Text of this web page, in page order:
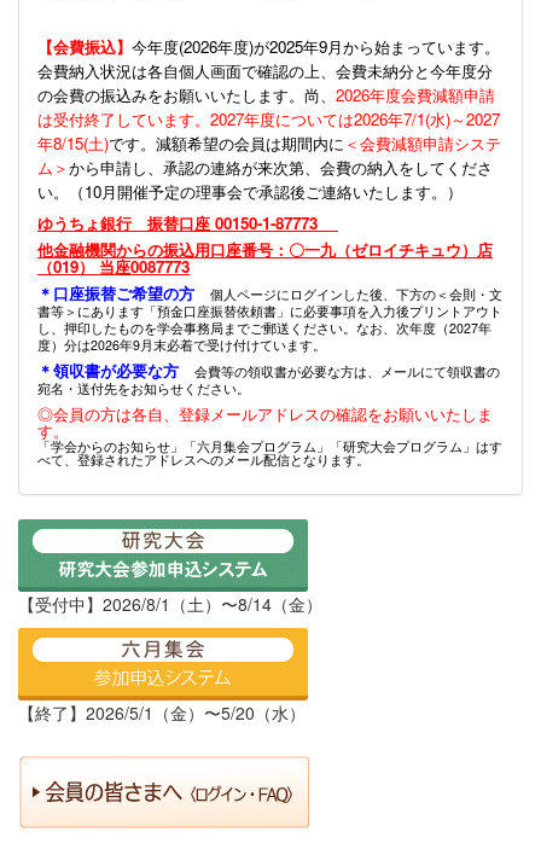
【会費振込】 今年度(2026年度)が2025年9月から始まっています。
会費納入状況は各自個人画面で確認の上、会費未納分と今年度分
の会費の振込みをお願いいたします。尚、 2026年度会費減額申請
は受付終了しています。2027年度については2026年7/1(水)～2027
年8/15(土)です。減額希望の会員は期間内に ＜会費減額申請システ
ム＞から申請し、承認の連絡が来次第、会費の納入をしてくださ
い。（10月開催予定の理事会で承認後ご連絡いたします。）
ゆうちょ銀行 振替口座 00150-1-87773
他金融機関からの振込用口座番号：〇一九（ゼロイチキュウ）店
（019） 当座0087773
＊口座振替ご希望の方
個人ページにログインした後、下方の＜会則・文
書等＞にあります「預金口座振替依頼書」に必要事項を入力後プリントアウト
し、押印したものを学会事務局までご郵送ください。なお、次年度（2027年
度）分は2026年9月末必着で受け付けています。
＊領収書が必要な方
会費等の領収書が必要な方は、メールにて領収書の
宛名・送付先をお知らせください。
◎会員の方は各自、登録メールアドレスの確認をお願いいたしま
す。
「学会からのお知らせ」「六月集会プログラム」「研究大会プログラム」はす
べて、登録されたアドレスへのメール配信となります。
【受付中】2026/8/1（土）〜8/14（金）
【終了】2026/5/1（金）〜5/20（水）